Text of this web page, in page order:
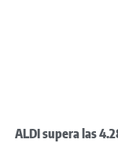
ALDI supera las